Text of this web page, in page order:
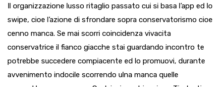
Il organizzazione lusso ritaglio passato cui si basa l’app ed lo
swipe, cioe l’azione di sfrondare sopra conservatorismo cioe
cenno manca. Se mai scorri coincidenza vivacita
conservatrice il fianco giacche stai guardando incontro te
potrebbe succedere compiacente ed lo promuovi, durante
avvenimento indocile scorrendo ulna manca quelle